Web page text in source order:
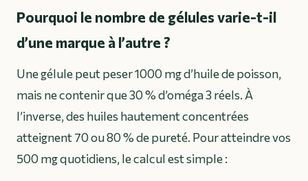
Pourquoi le nombre de gélules varie-t-il
d’une marque à l’autre ?
Une gélule peut peser 1000 mg d’huile de poisson,
mais ne contenir que 30 % d’oméga 3 réels. À
l’inverse, des huiles hautement concentrées
atteignent 70 ou 80 % de pureté. Pour atteindre vos
500 mg quotidiens, le calcul est simple :